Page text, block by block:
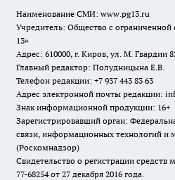
Наименование СМИ: www.pg13.ru
Учредитель: Общество с ограниченной
13»
Адрес: 610000, г. Киров, ул. М. Гвардии
Главный редактор: Полудницына Е.В.
Телефон редакции: +7 937 443 83 63
Адрес электронной почты редакции:
Знак информационной продукции: 16+
Зарегистрировавший орган:
связи, информационных технологий и
(Роскомнадзор)
Свидетельство о регистрации
77-68254 от 27 декабря 2016 года.